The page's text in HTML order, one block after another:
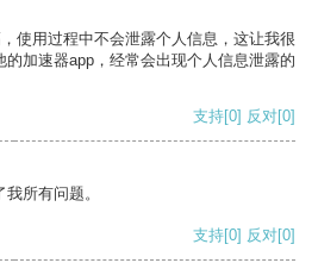
使用过程中不会泄露个人信息，这让我很
加速器app，经常会出现个人信息泄露的
支持[0] 反对[0]
所有问题。
支持[0] 反对[0]